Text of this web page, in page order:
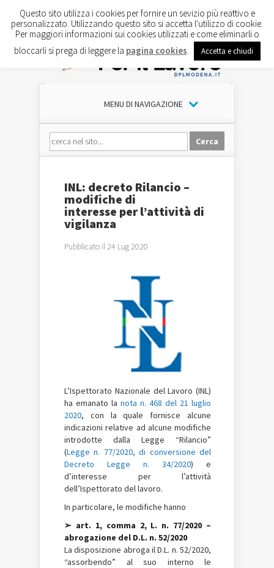
MENU DI NAVIGAZIONE
INL: decreto Rilancio –
modifiche di
interesse per l’attività di
vigilanza
Pubblicato il 24 Lug 2020
L’Ispettorato Nazionale del Lavoro (INL)
ha emanato la nota n. 468 del 21 luglio
2020, con la quale fornisce alcune
indicazioni relative ad alcune modifiche
introdotte dalla Legge “Rilancio”
(Legge n. 77/2020, di conversione del
Decreto Legge n. 34/2020) e
d’interesse per l’attività
dell’Ispettorato del lavoro.
In particolare, le modifiche hanno
➢ art. 1, comma 2, L. n. 77/2020 –
abrogazione del D.L. n. 52/2020
La disposizione abroga il D.L. n. 52/2020,
“assorbendo” al suo interno le
Questo sito utilizza i cookies per fornire un sevizio più reattivo e
personalizzato. Utilizzando questo sito si accetta l'utilizzo di cookie.
Per maggiori informazioni sui cookies utilizzati e come eliminarli o
bloccarli si prega di leggere la pagina cookies Accetta e chiudi